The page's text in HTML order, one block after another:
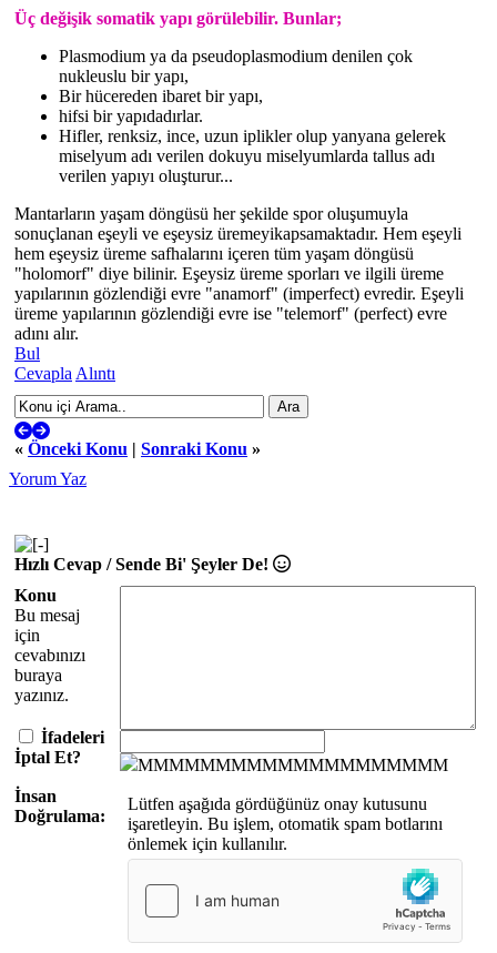
Üç değişik somatik yapı görülebilir. Bunlar;
Plasmodium ya da pseudoplasmodium denilen çok
nukleuslu bir yapı,
Bir hücereden ibaret bir yapı,
hifsi bir yapıdadırlar.
Hifler, renksiz, ince, uzun iplikler olup yanyana gelerek
miselyum adı verilen dokuyu miselyumlarda tallus adı
verilen yapıyı oluşturur...
Mantarların yaşam döngüsü her şekilde spor oluşumuyla
sonuçlanan eşeyli ve eşeysiz üremeyikapsamaktadır. Hem eşeyli
hem eşeysiz üreme safhalarını içeren tüm yaşam döngüsü
"holomorf" diye bilinir. Eşeysiz üreme sporları ve ilgili üreme
yapılarının gözlendiği evre "anamorf" (imperfect) evredir. Eşeyli
üreme yapılarının gözlendiği evre ise "telemorf" (perfect) evre
adını alır.
Bul
Cevapla Alıntı
« Önceki Konu | Sonraki Konu »
Yorum Yaz
Hızlı Cevap / Sende Bi' Şeyler De!
Konu
Bu mesaj
için
cevabınızı
buraya
yazınız.
İfadeleri
İptal Et?
MMMMMMMMMMMMMMMMMMMM
İnsan
Doğrulama:
Lütfen aşağıda gördüğünüz onay kutusunu
işaretleyin. Bu işlem, otomatik spam botlarını
önlemek için kullanılır.